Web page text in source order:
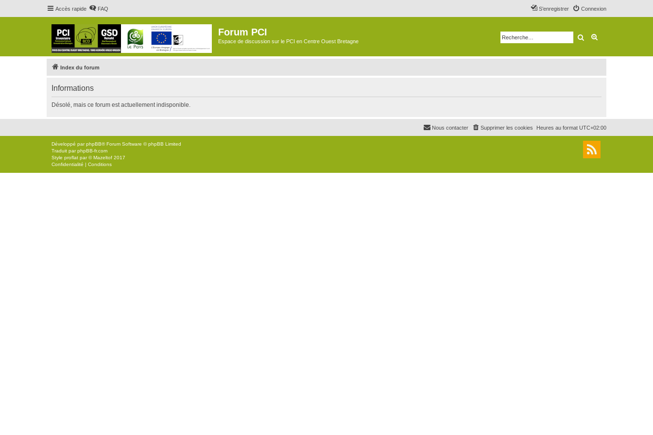
Accès rapide FAQ Connexion
S’enregistrer
Forum PCI
Espace de discussion sur le PCI en Centre Ouest Bretagne Rechercher
Index du forum
Informations
Désolé, mais ce forum est actuellement indisponible.
Heures au format UTC+02:00
Supprimer les cookies
Nous contacter
Développé parphpBB® Forum Software © phpBB Limited
Traduit parphpBB-fr.com
Style proflat par ©Mazeltof 2017
Confidentialité | Conditions